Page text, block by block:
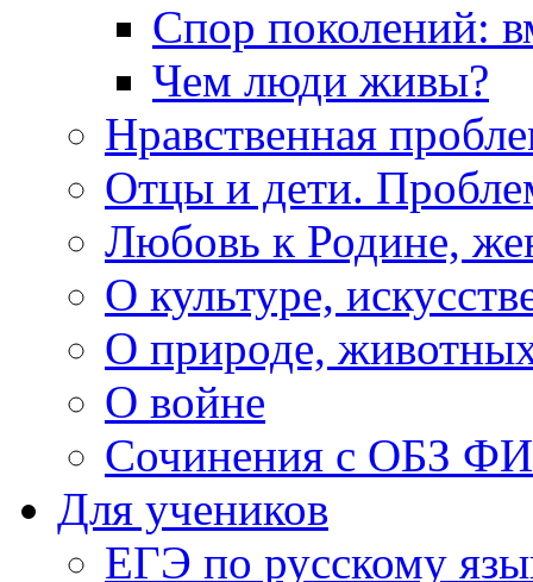
Спор поколений:
Чем люди живы?
Нравственная
Отцы и дети.
Любовь к Родине,
О культуре,
О природе,
О войне
Сочинения с ОБЗ
Для учеников
ЕГЭ по русскому